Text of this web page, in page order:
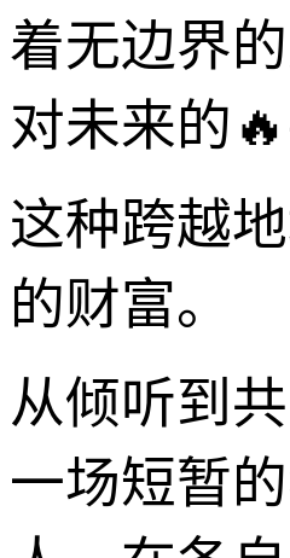
着无边界
对未来的
这种跨越
的财富。
从倾听到
一场短暂